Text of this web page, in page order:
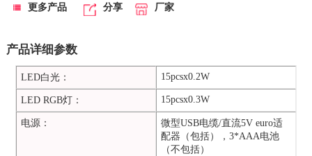
更多产品 分享 厂家
产品详细参数
LED白光： 15pcsx0.2W
LED RGB灯： 15pcsx0.3W
电源：
微型USB电缆/直流5V euro适
配器（包括），3*AAA电池
（不包括）